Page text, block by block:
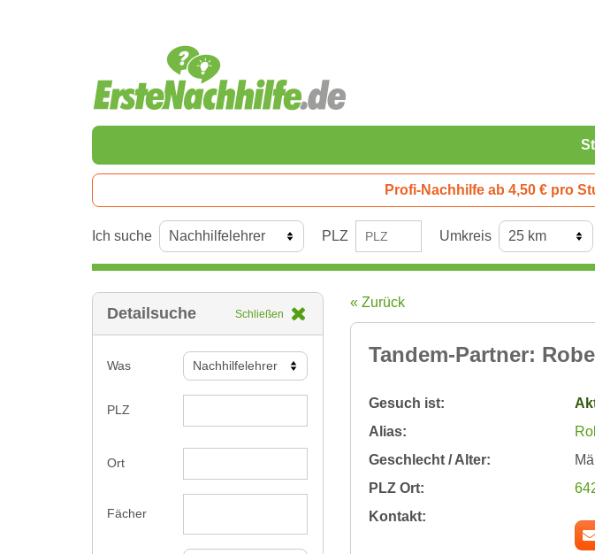
Profi-Nachhilfe ab 4,50 € pro
Ich suche PLZ Umkreis
Detailsuche Schließen
Was
PLZ
Ort
Fächer
« Zurück
Tandem-Partner:
Gesuch ist:
Alias:
Geschlecht / Alter:
PLZ Ort:
Kontakt: